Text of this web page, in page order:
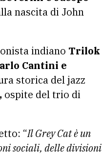
nascita di John
indiano Trilok
Cantini e
storica del jazz
ospite del trio di
“Il Grey Cat è un
sociali, delle divisioni